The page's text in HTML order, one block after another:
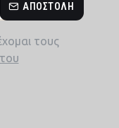
ΑΠΟΣΤΟΛΉ
τους